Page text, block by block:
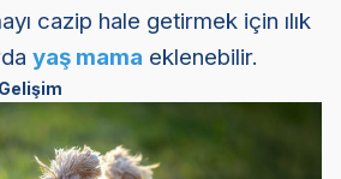
cazip hale getirmek için ılık
yaş mama eklenebilir.